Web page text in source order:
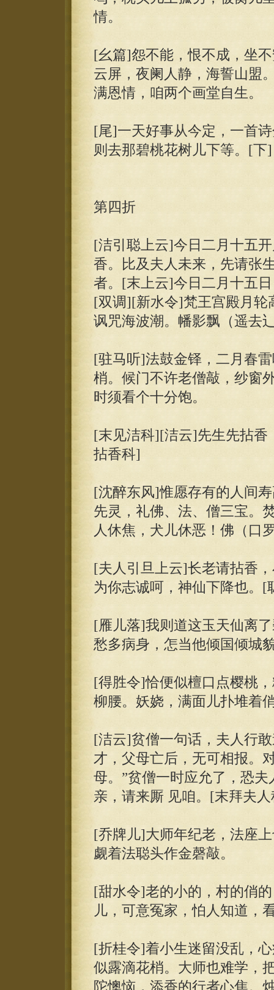
情。
[幺篇]怨不能，恨不成，坐
云屏，夜阑人静，海誓山盟
满恩情，咱两个画堂自生。
[尾]一天好事从今定，一首
则去那碧桃花树儿下等。[下]
第四折
[洁引聪上云]今日二月十五
香。比及夫人未来，先请张
者。[末上云]今日二月十五
[双调][新水令]梵王宫殿月轮
讽咒海波潮。幡影飘（遥去
[驻马听]法鼓金铎，二月春
梢。候门不许老僧敲，纱窗
时须看个十分饱。
[末见洁科][洁云]先生先拈香
拈香科]
[沈醉东风]惟愿存有的人间
先灵，礼佛、法、僧三宝。
人休焦，犬儿休恶！佛（口
[夫人引旦上云]长老请拈香
为你志诚呵，神仙下降也。
[雁儿落]我则道这玉天仙离
愁多病身，怎当他倾国倾城
[得胜令]恰便似檀口点樱桃
柳腰。妖娆，满面儿扑堆着
[洁云]贫僧一句话，夫人行
才，父母亡后，无可相报。
母。”贫僧一时应允了，恐
亲，请来厮 见咱。[末拜夫
[乔牌儿]大师年纪老，法座
觑着法聪头作金磬敲。
[甜水令]老的小的，村的俏
儿，可意冤家，怕人知道，
[折桂令]着小生迷留没乱，
似露滴花梢。大师也难学，
陀懊恼，添香的行者心焦。